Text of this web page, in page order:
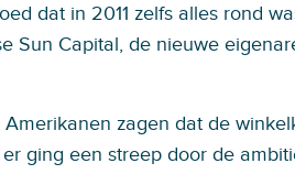
dat in 2011 zelfs alles rond
Sun Capital, de nieuwe
zagen dat de
ging een streep door de